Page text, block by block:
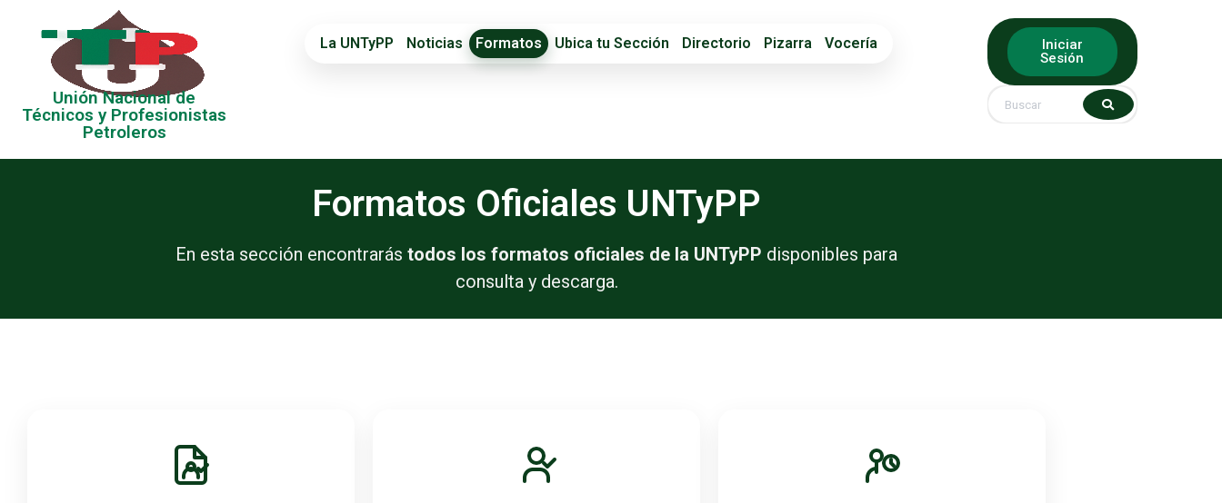
Unión Nacional de
Técnicos y Profesionistas
Petroleros
La UNTyPP Noticias Formatos Ubica tu Sección Directorio Pizarra Vocería
Iniciar
Sesión
Formatos Oficiales UNTyPP
En esta sección encontrarás todos los formatos oficiales de la UNTyPP disponibles para
consulta y descarga.